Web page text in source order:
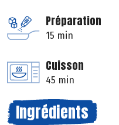
Préparation
15 min
Cuisson
45 min
Ingrédients